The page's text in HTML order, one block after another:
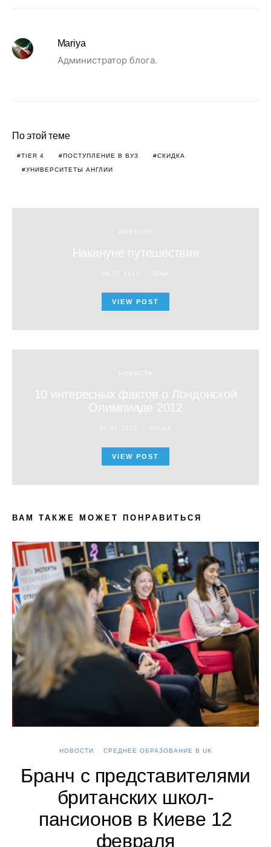
Mariya
Администратор блога.
По этой теме
TIER 4 ПОСТУПЛЕНИЕ В ВУЗ СКИДКА
УНИВЕРСИТЕТЫ АНГЛИИ
НОВОСТИ
Накануне путешествия
08.07.2012 RINA
VIEW POST
НОВОСТИ
10 интересных фактов о Лондонской
Олимпиаде 2012
20.07.2012 DIANA
VIEW POST
ВАМ ТАКЖЕ МОЖЕТ ПОНРАВИТЬСЯ
НОВОСТИ СРЕДНЕЕ ОБРАЗОВАНИЕ В UK
Бранч с представителями
британских школ-
пансионов в Киеве 12
февраля